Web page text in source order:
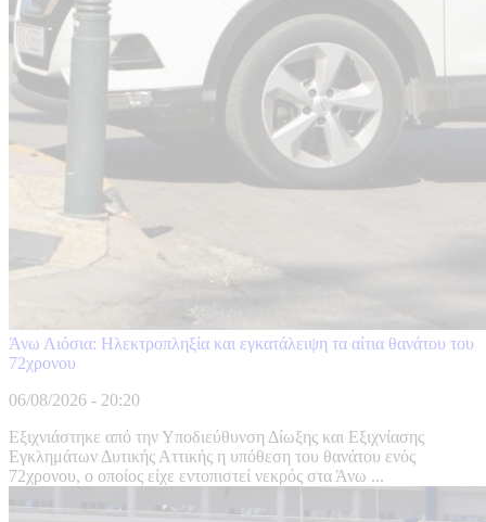
Άνω Λιόσια: Ηλεκτροπληξία και εγκατάλειψη τα αίτια θανάτου του
72χρονου
06/08/2026 - 20:20
Εξιχνιάστηκε από την Υποδιεύθυνση Δίωξης και Εξιχνίασης
Εγκλημάτων Δυτικής Αττικής η υπόθεση του θανάτου ενός
72χρονου, ο οποίος είχε εντοπιστεί νεκρός στα Άνω ...